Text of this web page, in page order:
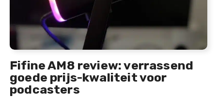
Fifine AM8 review: verrassend
goede prijs-kwaliteit voor
podcasters